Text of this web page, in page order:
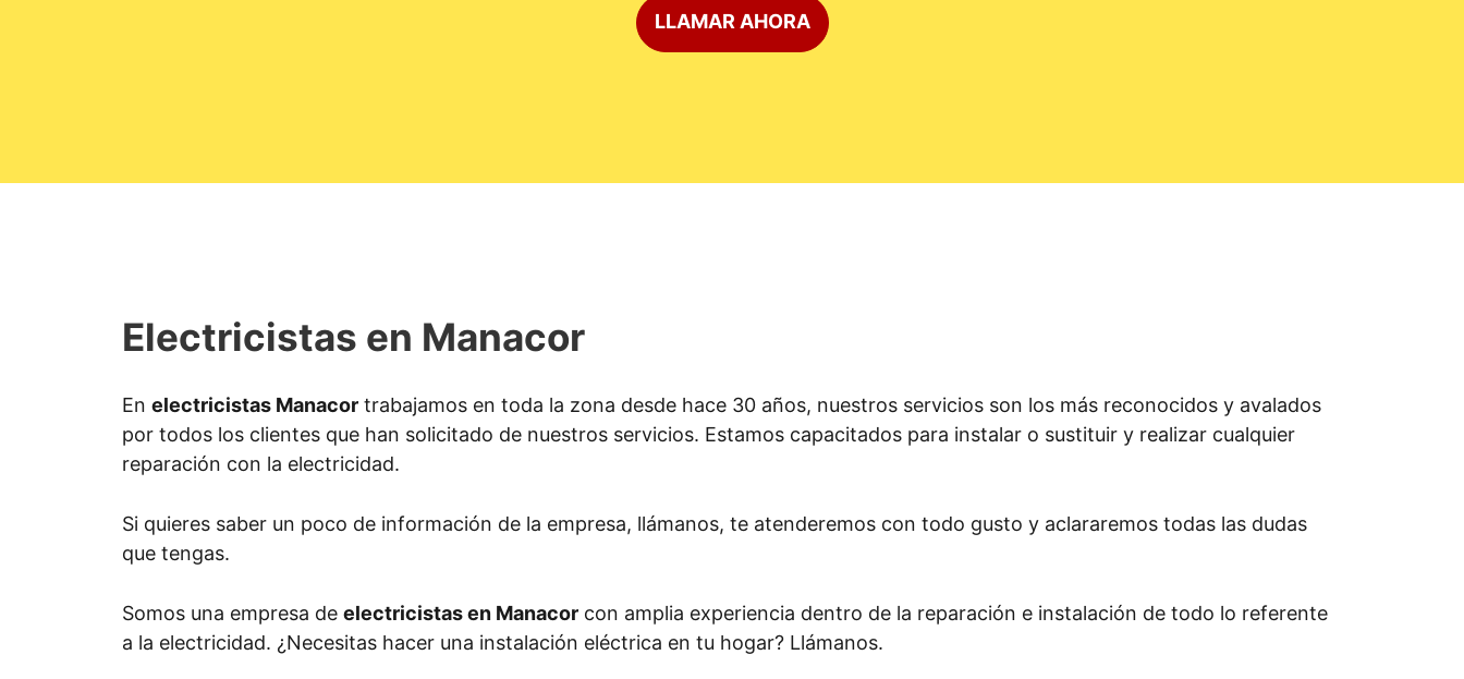
LLAMAR AHORA
Electricistas en Manacor
En electricistas Manacor trabajamos en toda la zona desde hace 30 años, nuestros servicios son los más reconocidos y avalados
por todos los clientes que han solicitado de nuestros servicios. Estamos capacitados para instalar o sustituir y realizar cualquier
reparación con la electricidad.
Si quieres saber un poco de información de la empresa, llámanos, te atenderemos con todo gusto y aclararemos todas las dudas
que tengas.
Somos una empresa de electricistas en Manacor con amplia experiencia dentro de la reparación e instalación de todo lo referente
a la electricidad. ¿Necesitas hacer una instalación eléctrica en tu hogar? Llámanos.